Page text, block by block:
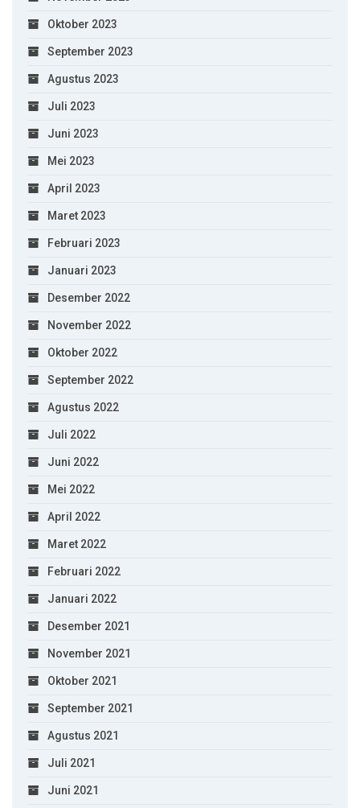
Oktober 2023
September 2023
Agustus 2023
Juli 2023
Juni 2023
Mei 2023
April 2023
Maret 2023
Februari 2023
Januari 2023
Desember 2022
November 2022
Oktober 2022
September 2022
Agustus 2022
Juli 2022
Juni 2022
Mei 2022
April 2022
Maret 2022
Februari 2022
Januari 2022
Desember 2021
November 2021
Oktober 2021
September 2021
Agustus 2021
Juli 2021
Juni 2021